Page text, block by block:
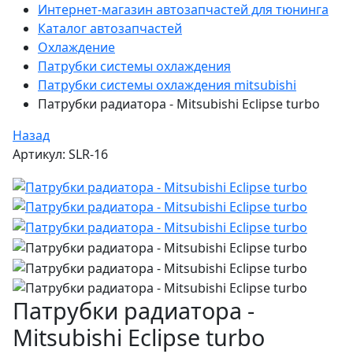
Интернет-магазин автозапчастей для тюнинга
Каталог автозапчастей
Охлаждение
Патрубки системы охлаждения
Патрубки системы охлаждения mitsubishi
Патрубки радиатора - Mitsubishi Eclipse turbo
Назад
Артикул: SLR-16
Патрубки радиатора -
Mitsubishi Eclipse turbo